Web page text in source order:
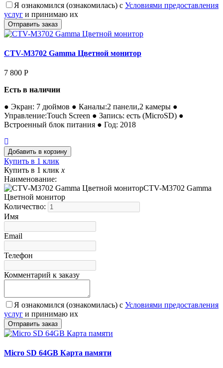
Я ознакомился (ознакомилась) с Условиями предоставления
услуг и принимаю их
CTV-M3702 Gamma Цветной монитор
7 800 Р
Есть в наличии
● Экран: 7 дюймов ● Каналы:2 панели,2 камеры ●
Управление:Touch Screen ● Запись: есть (MicroSD) ●
Встроенный блок питания ● Год: 2018
Купить в 1 клик
Купить в 1 клик x
Наименование:
CTV-M3702 Gamma
Цветной монитор
Количество:
Имя
Email
Телефон
Комментарий к заказу
Я ознакомился (ознакомилась) с Условиями предоставления
услуг и принимаю их
Micro SD 64GB Карта памяти